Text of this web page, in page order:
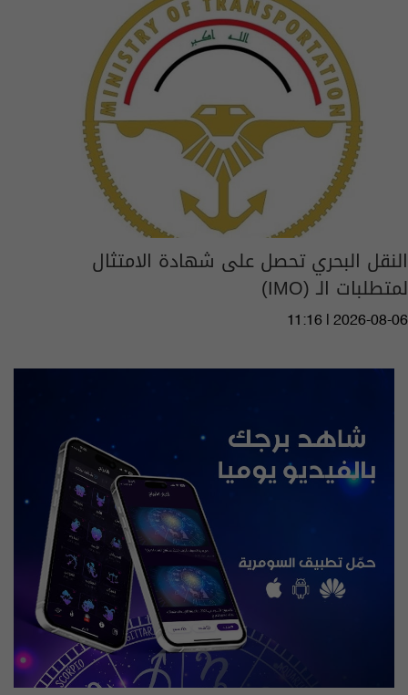
النقل البحري تحصل على شهادة الامتثال
لمتطلبات الـ (IMO)
11:16 | 2026-08-06